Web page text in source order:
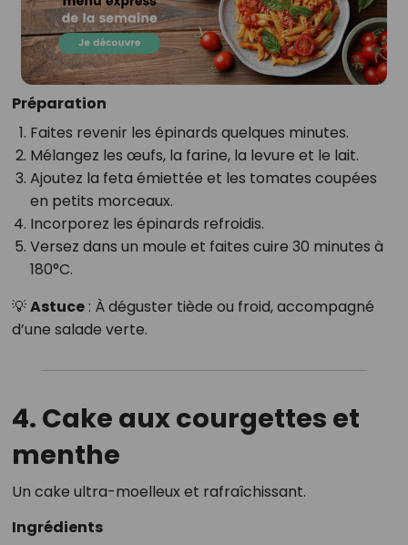
Préparation
Faites revenir les épinards quelques minutes.
Mélangez les œufs, la farine, la levure et le lait.
Ajoutez la feta émiettée et les tomates coupées
en petits morceaux.
Incorporez les épinards refroidis.
Versez dans un moule et faites cuire 30 minutes à
180°C.
💡Astuce: À déguster tiède ou froid, accompagné
d’une salade verte.
4. Cake aux courgettes et
menthe
Un cake ultra-moelleux et rafraîchissant.
Ingrédients